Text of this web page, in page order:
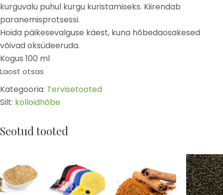
kurguvalu puhul kurgu kuristamiseks. Kiirendab
paranemisprotsessi.
Hoida päikesevalguse käest, kuna hõbedaosakesed
võivad oksüdeeruda.
Kogus 100 ml
Laost otsas
Kategooria: Tervisetooted
Silt: kolloidhõbe
Seotud tooted